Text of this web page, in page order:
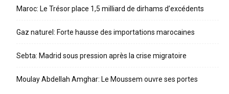
Maroc: Le Trésor place 1,5 milliard de dirhams d’excédents
Gaz naturel: Forte hausse des importations marocaines
Sebta: Madrid sous pression après la crise migratoire
Moulay Abdellah Amghar: Le Moussem ouvre ses portes